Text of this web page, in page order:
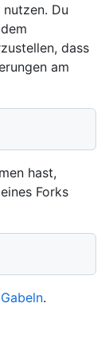
Du
dass
am
hast,
Forks
Gabeln.